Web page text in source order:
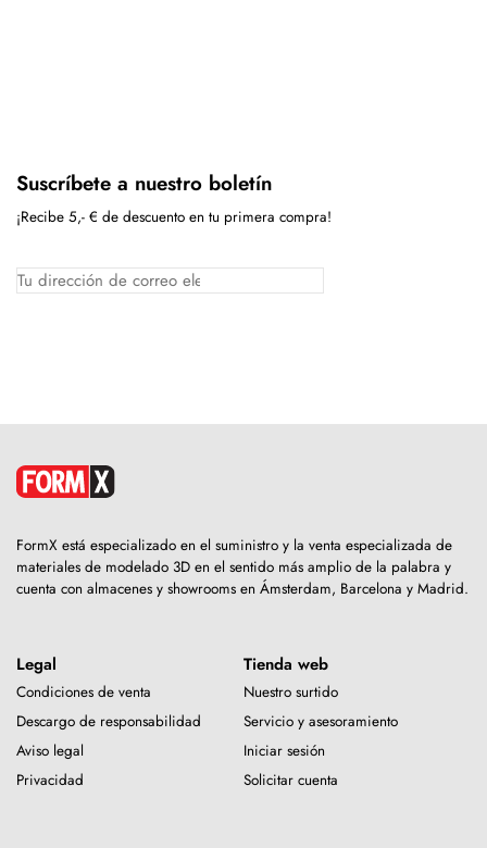
Suscríbete a nuestro boletín
¡Recibe 5,- € de descuento en tu primera compra!
FormX está especializado en el suministro y la venta especializada de
materiales de modelado 3D en el sentido más amplio de la palabra y
cuenta con almacenes y showrooms en Ámsterdam, Barcelona y Madrid.
Legal
Condiciones de venta
Descargo de responsabilidad
Aviso legal
Privacidad
Tienda web
Nuestro surtido
Servicio y asesoramiento
Iniciar sesión
Solicitar cuenta